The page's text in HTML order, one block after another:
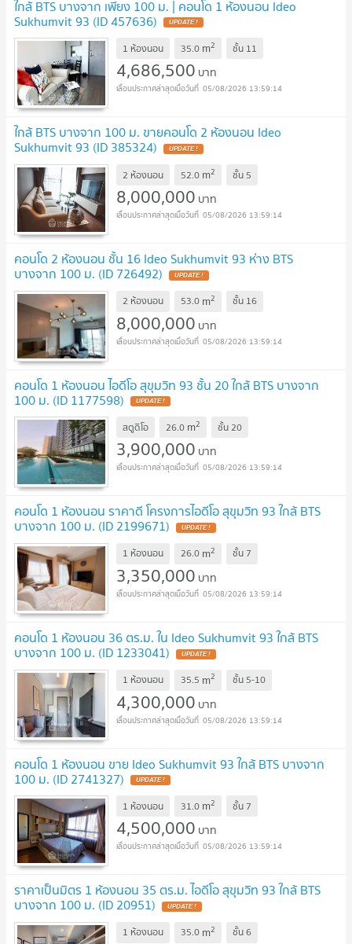
ใกล้ BTS บางจาก เพียง 100 ม. | คอนโด 1 ห้องนอน Ideo
Sukhumvit 93 (ID 457636)
1 ห้องนอน 35.0 m2 ชั้น 11
4,686,500 บาท
05/08/2026 13:59:14
ใกล้ BTS บางจาก 100 ม. ขายคอนโด 2 ห้องนอน Ideo
Sukhumvit 93 (ID 385324)
2 ห้องนอน 52.0 m2 ชั้น 5
8,000,000 บาท
05/08/2026 13:59:14
คอนโด 2 ห้องนอน ชั้น 16 Ideo Sukhumvit 93 ห่าง BTS
บางจาก 100 ม. (ID 726492)
2 ห้องนอน 53.0 m2 ชั้น 16
8,000,000 บาท
05/08/2026 13:59:14
คอนโด 1 ห้องนอน ไอดีโอ สุขุมวิท 93 ชั้น 20 ใกล้ BTS บางจาก
100 ม. (ID 1177598)
สตูดิโอ 26.0 m2 ชั้น20
3,900,000 บาท
05/08/2026 13:59:14
คอนโด 1 ห้องนอน ราคาดี โครงการไอดีโอ สุขุมวิท 93 ใกล้ BTS
บางจาก 100 ม. (ID 2199671)
1 ห้องนอน 26.0 m2 ชั้น 7
3,350,000 บาท
05/08/2026 13:59:14
คอนโด 1 ห้องนอน 36 ตร.ม. ใน Ideo Sukhumvit 93 ใกล้ BTS
บางจาก 100 ม. (ID 1233041)
1 ห้องนอน 35.5 m2 ชั้น 5-10
4,300,000 บาท
05/08/2026 13:59:14
คอนโด 1 ห้องนอน ขาย Ideo Sukhumvit 93 ใกล้ BTS บางจาก
100 ม. (ID 2741327)
1 ห้องนอน 31.0 m2 ชั้น 7
4,500,000 บาท
05/08/2026 13:59:14
ราคาเป็นมิตร 1 ห้องนอน 35 ตร.ม. ไอดีโอ สุขุมวิท 93 ใกล้ BTS
บางจาก 100 ม. (ID 20951)
1 ห้องนอน 35.0 m2 ชั้น6